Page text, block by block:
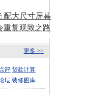
配大尺寸屏幕
重复观致之路
更多 >>
评 贷款计算
坛 装修图库